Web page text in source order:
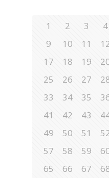
1 2 3 4
9
10 11
17
18 19
25
26 27
33
34 35
41
42 43
49
50 51
57
58 59
65
66 67